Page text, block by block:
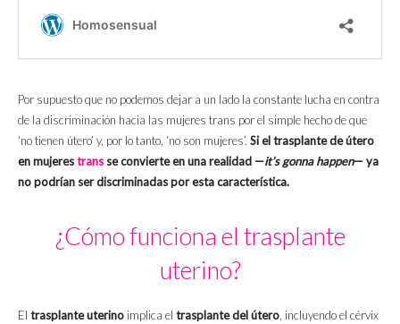
Por supuesto que no podemos dejar a un lado la constante lucha en contra
de la discriminación hacia las mujeres trans por el simple hecho de que
‘no tienen útero’ y, por lo tanto, ‘no son mujeres’. Si el trasplante de útero
en mujerestrans se convierte en una realidad —it’s gonna happen— ya
no podrían ser discriminadas por esta característica.
¿Cómo funciona el trasplante
uterino?
El trasplante uterino implica el trasplante del útero, incluyendo el cérvix